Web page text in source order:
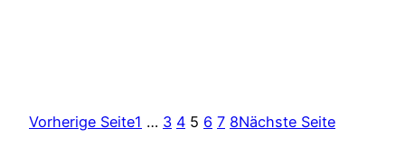
Vorherige Seite1 … 3 4 5 6 7 8Nächste Seite